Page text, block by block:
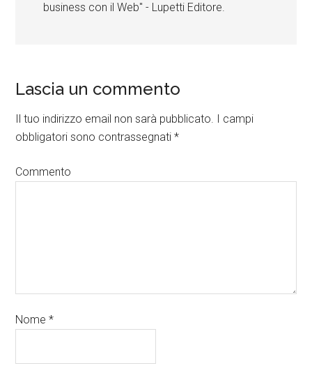
business con il Web" - Lupetti Editore.
Lascia un commento
Il tuo indirizzo email non sarà pubblicato. I campi
obbligatori sono contrassegnati*
Commento
Nome*